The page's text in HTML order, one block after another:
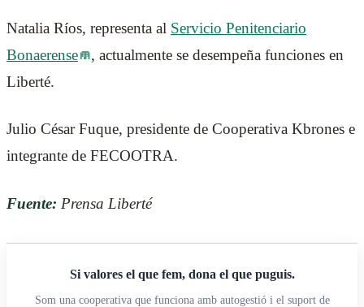
Natalia Ríos, representa al Servicio Penitenciario
Bonaerense
, actualmente se desempeña funciones en
Liberté.
Julio César Fuque, presidente de Cooperativa Kbrones e
integrante de FECOOTRA.
Fuente: Prensa Liberté
Si valores el que fem, dona el que puguis.
Som una cooperativa que funciona amb autogestió i el suport de